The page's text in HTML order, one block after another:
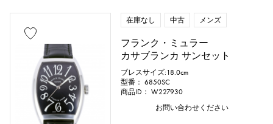
在庫なし 中古 メンズ
フランク・ミュラー
カサブランカ サンセット
ブレスサイズ:18.0cm
型番： 6850SC
商品ID： W227930
お問い合わせください